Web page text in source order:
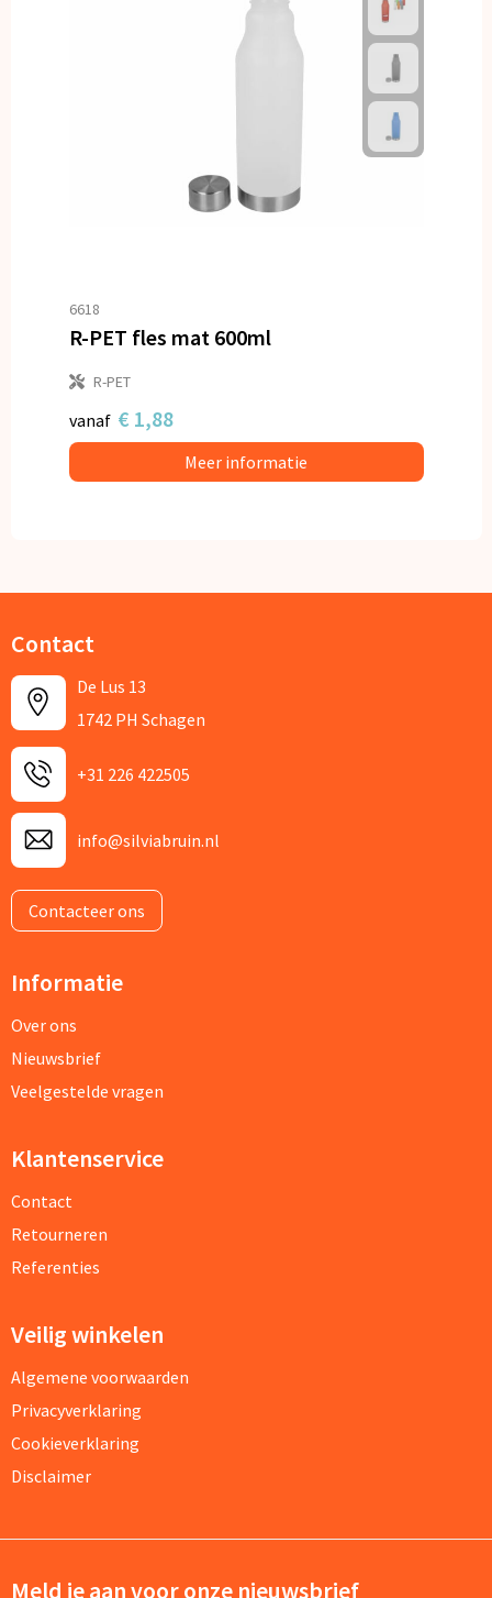
6618
R-PET fles mat 600ml
R-PET
vanaf € 1,88
Meer informatie
Contact
De Lus 13
1742 PH Schagen
+31 226 422505
info@silviabruin.nl
Contacteer ons
Informatie
Over ons
Nieuwsbrief
Veelgestelde vragen
Klantenservice
Contact
Retourneren
Referenties
Veilig winkelen
Algemene voorwaarden
Privacyverklaring
Cookieverklaring
Disclaimer
Meld je aan voor onze nieuwsbrief